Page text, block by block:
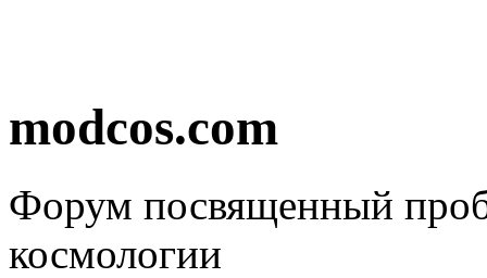
modcos.com
Форум посвященный
космологии